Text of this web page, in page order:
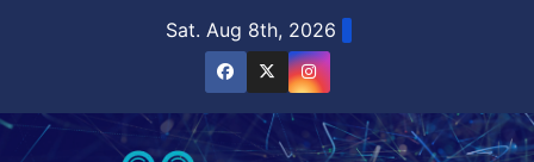
Sat. Aug 8th, 2026